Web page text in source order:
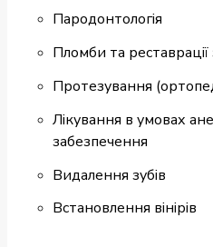
Пародонтологія
Пломби та реставрації
Протезування
Лікування в умовах
забезпечення
Видалення зубів
Встановлення вінірів